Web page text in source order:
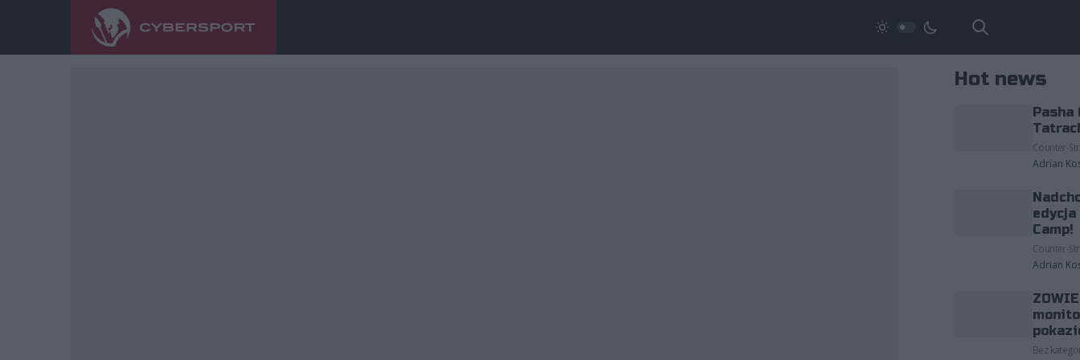
Hot news
Pasha
Counter-
Adrian
edycja
Camp!
Counter-
Adrian
Bez